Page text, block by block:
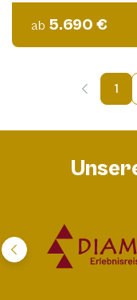
ab 5.690 €
1